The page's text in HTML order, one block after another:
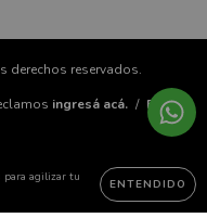
para agilizar tu
ENTENDIDO
derechos reservados.
ingresá acá. / Botón